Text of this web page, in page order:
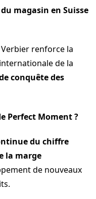
magasin en Suisse
Verbier renforce la
de la
conquête des
Perfect Moment ?
du chiffre
la marge
de nouveaux